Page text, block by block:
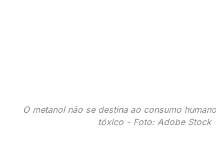
O metanol não se destina ao consumo
tóxico - Foto: Adobe Stock